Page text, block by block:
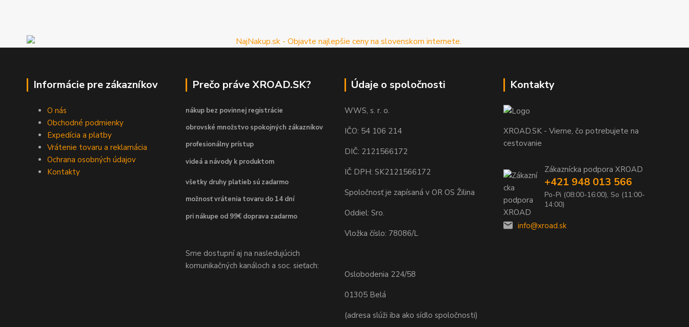
Informácie pre zákazníkov
O nás
Obchodné podmienky
Expedícia a platby
Vrátenie tovaru a reklamácia
Ochrana osobných údajov
Kontakty
Prečo práve XROAD.SK?
nákup bez povinnej registrácie
obrovské množstvo spokojných zákazníkov
profesionálny prístup
videá a návody k produktom
všetky druhy platieb sú zadarmo
možnosť vrátenia tovaru do 14 dní
pri nákupe od 99€ doprava zadarmo
Sme dostupní aj na nasledujúcich
komunikačných kanáloch a soc. sieťach:
Údaje o spoločnosti
WWS, s. r. o.
IČO: 54 106 214
DIČ: 2121566172
IČ DPH: SK2121566172
Spoločnosť je zapísaná v OR OS Žilina
Oddiel: Sro.
Vložka číslo: 78086/L
Oslobodenia 224/58
01305 Belá
(adresa slúži iba ako sídlo spoločnosti)
Kontakty
XROAD.SK - Vieme, čo potrebujete na
cestovanie
Zákaznícka podpora XROAD
+421 948 013 566
Po-Pi (08:00-16:00), So (11:00-
14:00)
info@xroad.sk